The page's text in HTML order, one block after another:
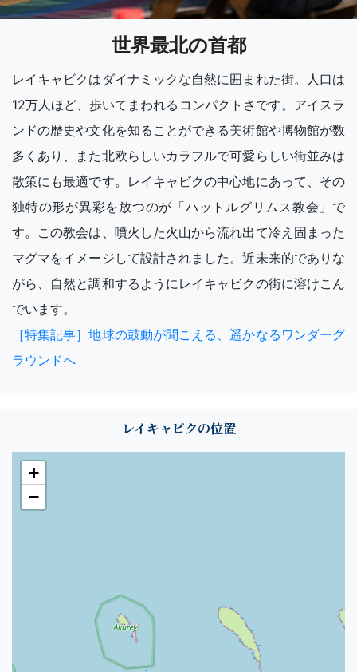
世界最北の首都
レイキャビクはダイナミックな自然に囲まれた街。人口は
12万人ほど、歩いてまわれるコンパクトさです。アイスラ
ンドの歴史や文化を知ることができる美術館や博物館が数
多くあり、また北欧らしいカラフルで可愛らしい街並みは
散策にも最適です。レイキャビクの中心地にあって、その
独特の形が異彩を放つのが「ハットルグリムス教会」で
す。この教会は、噴火した火山から流れ出て冷え固まった
マグマをイメージして設計されました。近未来的でありな
がら、自然と調和するようにレイキャビクの街に溶けこん
でいます。
［特集記事］地球の鼓動が聞こえる、遥かなるワンダーグ
ラウンドへ
レイキャビクの位置
+
−